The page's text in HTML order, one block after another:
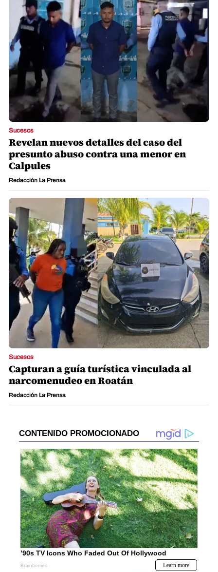
Sucesos
Revelan nuevos detalles del caso del
presunto abuso contra una menor en
Calpules
Redacción La Prensa
Sucesos
Capturan a guía turística vinculada al
narcomenudeo en Roatán
Redacción La Prensa